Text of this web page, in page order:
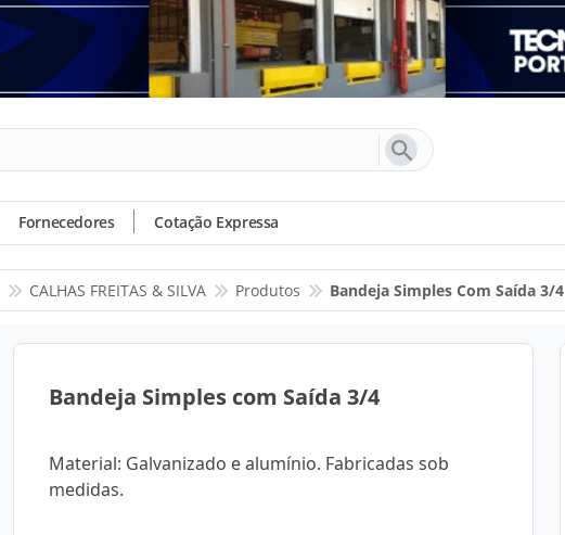
Fornecedores Cotação Expressa
CALHAS FREITAS & SILVA Produtos Bandeja Simples Com Saída 3/4
Bandeja Simples com Saída 3/4
Material: Galvanizado e alumínio. Fabricadas sob
medidas.